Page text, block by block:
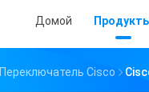
Домой
Переключатель Cisco